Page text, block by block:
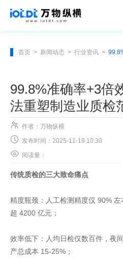
首页 > 新闻动态 > 行业资讯 >
99.8%准确率+3倍
法重塑制造业质检
 作者：万物纵横
 发布时间：2025-11-19 10:30
 阅读量：
传统质检的三大致命痛点
精度瓶颈：人工检测精度仅 90%
超 4200 亿元；
效率低下：人均日检仅数百件，夜
产总成本 15-25%；